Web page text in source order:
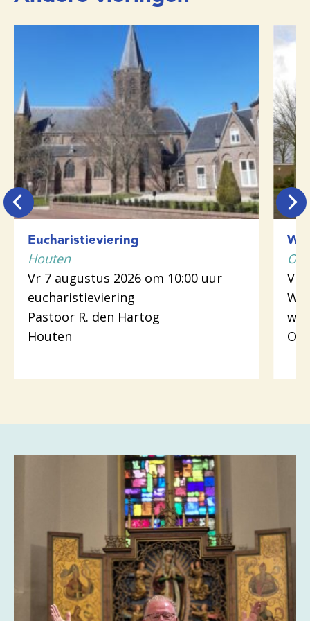
Eucharistieviering
Houten
Vr 7 augustus 2026 om 10:00 uur
eucharistieviering
Pastoor R. den Hartog
Houten
Vr